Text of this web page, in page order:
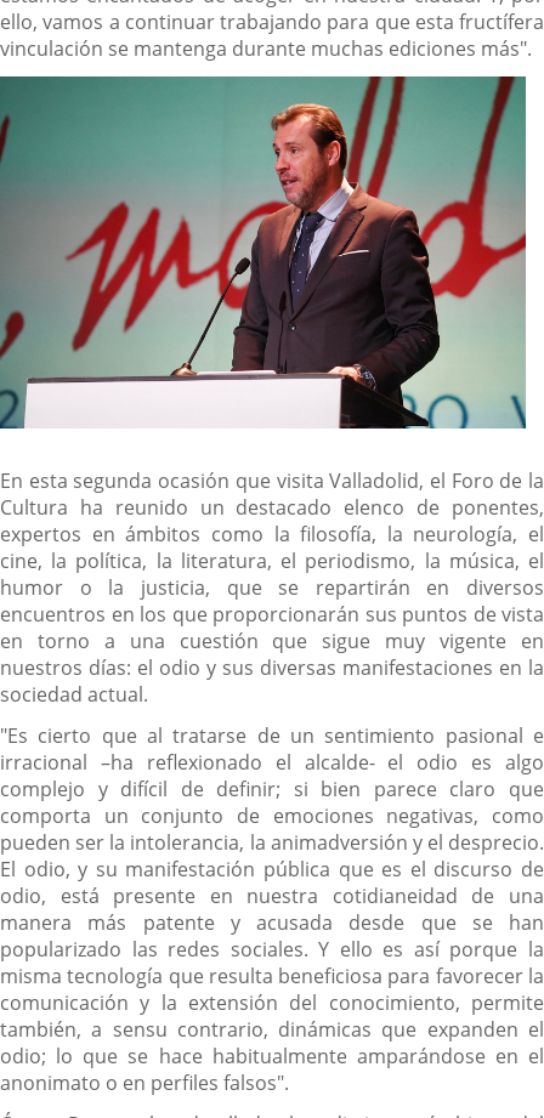
ello, vamos a continuar trabajando para que esta fructífera
vinculación se mantenga durante muchas ediciones más".
En esta segunda ocasión que visita Valladolid, el Foro de la
Cultura ha reunido un destacado elenco de ponentes,
expertos en ámbitos como la filosofía, la neurología, el
cine, la política, la literatura, el periodismo, la música, el
humor o la justicia, que se repartirán en diversos
encuentros en los que proporcionarán sus puntos de vista
en torno a una cuestión que sigue muy vigente en
nuestros días: el odio y sus diversas manifestaciones en la
sociedad actual.
"Es cierto que al tratarse de un sentimiento pasional e
irracional –ha reflexionado el alcalde- el odio es algo
complejo y difícil de definir; si bien parece claro que
comporta un conjunto de emociones negativas, como
pueden ser la intolerancia, la animadversión y el desprecio.
El odio, y su manifestación pública que es el discurso de
odio, está presente en nuestra cotidianeidad de una
manera más patente y acusada desde que se han
popularizado las redes sociales. Y ello es así porque la
misma tecnología que resulta beneficiosa para favorecer la
comunicación y la extensión del conocimiento, permite
también, a sensu contrario, dinámicas que expanden el
odio; lo que se hace habitualmente amparándose en el
anonimato o en perfiles falsos".